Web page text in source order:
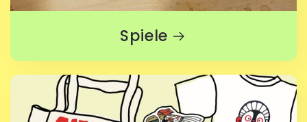
Spiele